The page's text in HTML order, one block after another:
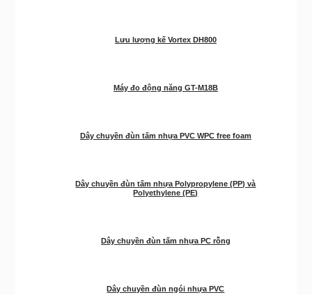
Lưu lượng kế Vortex DH800
Máy đo động năng GT-M18B
Dây chuyền đùn tấm nhựa PVC WPC free foam
Dây chuyền đùn tấm nhựa Polypropylene (PP) và
Polyethylene (PE)
Dây chuyền đùn tấm nhựa PC rỗng
Dây chuyền đùn ngói nhựa PVC